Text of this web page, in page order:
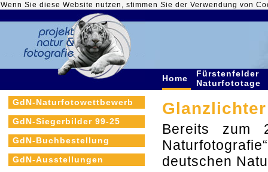
Wenn Sie diese Website nutzen, stimmen Sie der Verwendung von
Home
Fürstenfelder
Naturfototage
GdN-Naturfotowettbewerb
GdN-Siegerbilder 99-25
GdN-Buchbestellung
GdN-Ausstellungen
Bereits zum
deutschen